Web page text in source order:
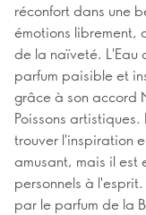
réconfort dans une
émotions librement,
de la naïveté. L'Eau
parfum paisible et
grâce à son accord
Poissons
trouver l'inspiration
amusant, mais il est
personnels à
par le parfum de la